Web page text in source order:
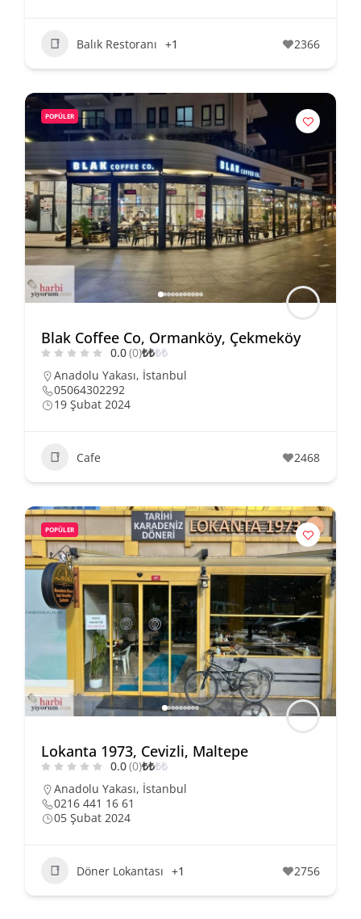
Balık Restoranı +1 2366
POPÜLER
Blak Coffee Co, Ormanköy, Çekmeköy
0.0(0)₺₺₺₺
Anadolu Yakası, İstanbul
05064302292
19 Şubat 2024
Cafe 2468
POPÜLER
Lokanta 1973, Cevizli, Maltepe
0.0(0)₺₺₺₺
Anadolu Yakası, İstanbul
0216 441 16 61
05 Şubat 2024
Döner Lokantası +1 2756